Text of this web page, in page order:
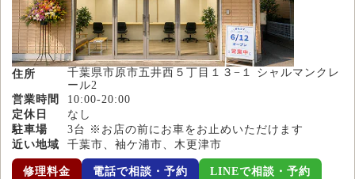
住所
千葉県市原市五井西５丁目１３−１ シャルマンクレ
ール2
営業時間
10:00-20:00
定休日
なし
駐車場
3台 ※お店の前にお車をお止めいただけます
近い地域
千葉市、袖ケ浦市、木更津市
修理料金 電話で相談・予約 LINEで相談・予約